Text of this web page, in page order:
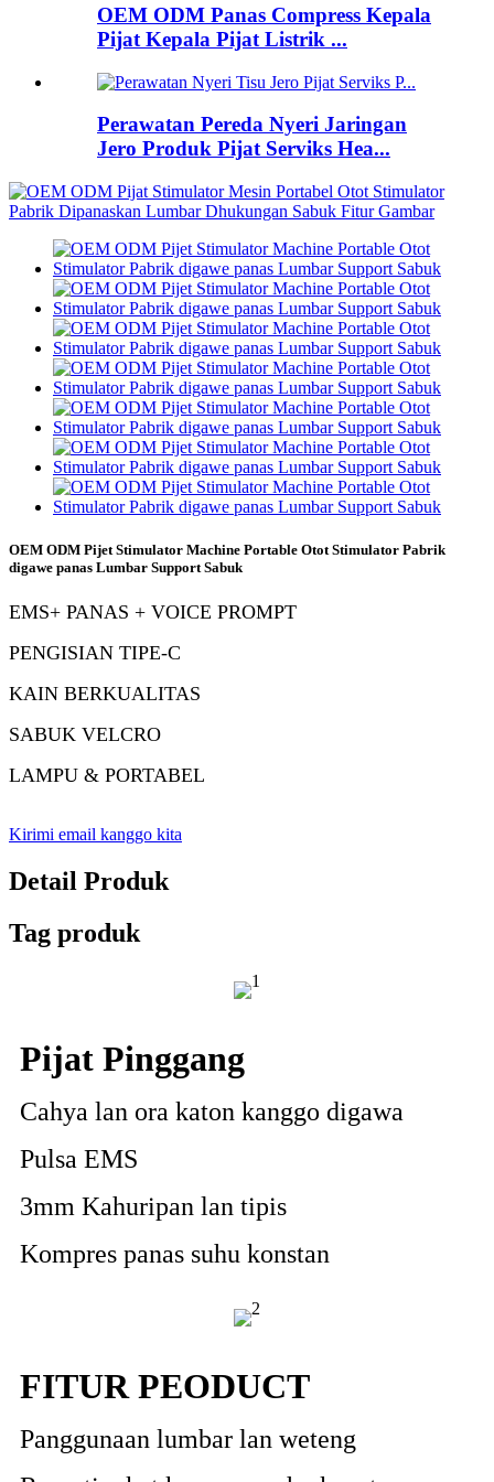
OEM ODM Panas Compress Kepala
Pijat Kepala Pijat Listrik ...
Perawatan Pereda Nyeri Jaringan
Jero Produk Pijat Serviks Hea...
OEM ODM Pijet Stimulator Machine Portable Otot Stimulator Pabrik
digawe panas Lumbar Support Sabuk
EMS+ PANAS + VOICE PROMPT
PENGISIAN TIPE-C
KAIN BERKUALITAS
SABUK VELCRO
LAMPU & PORTABEL
Kirimi email kanggo kita
Detail Produk
Tag produk
Pijat Pinggang
Cahya lan ora katon kanggo digawa
Pulsa EMS
3mm Kahuripan lan tipis
Kompres panas suhu konstan
FITUR PEODUCT
Panggunaan lumbar lan weteng